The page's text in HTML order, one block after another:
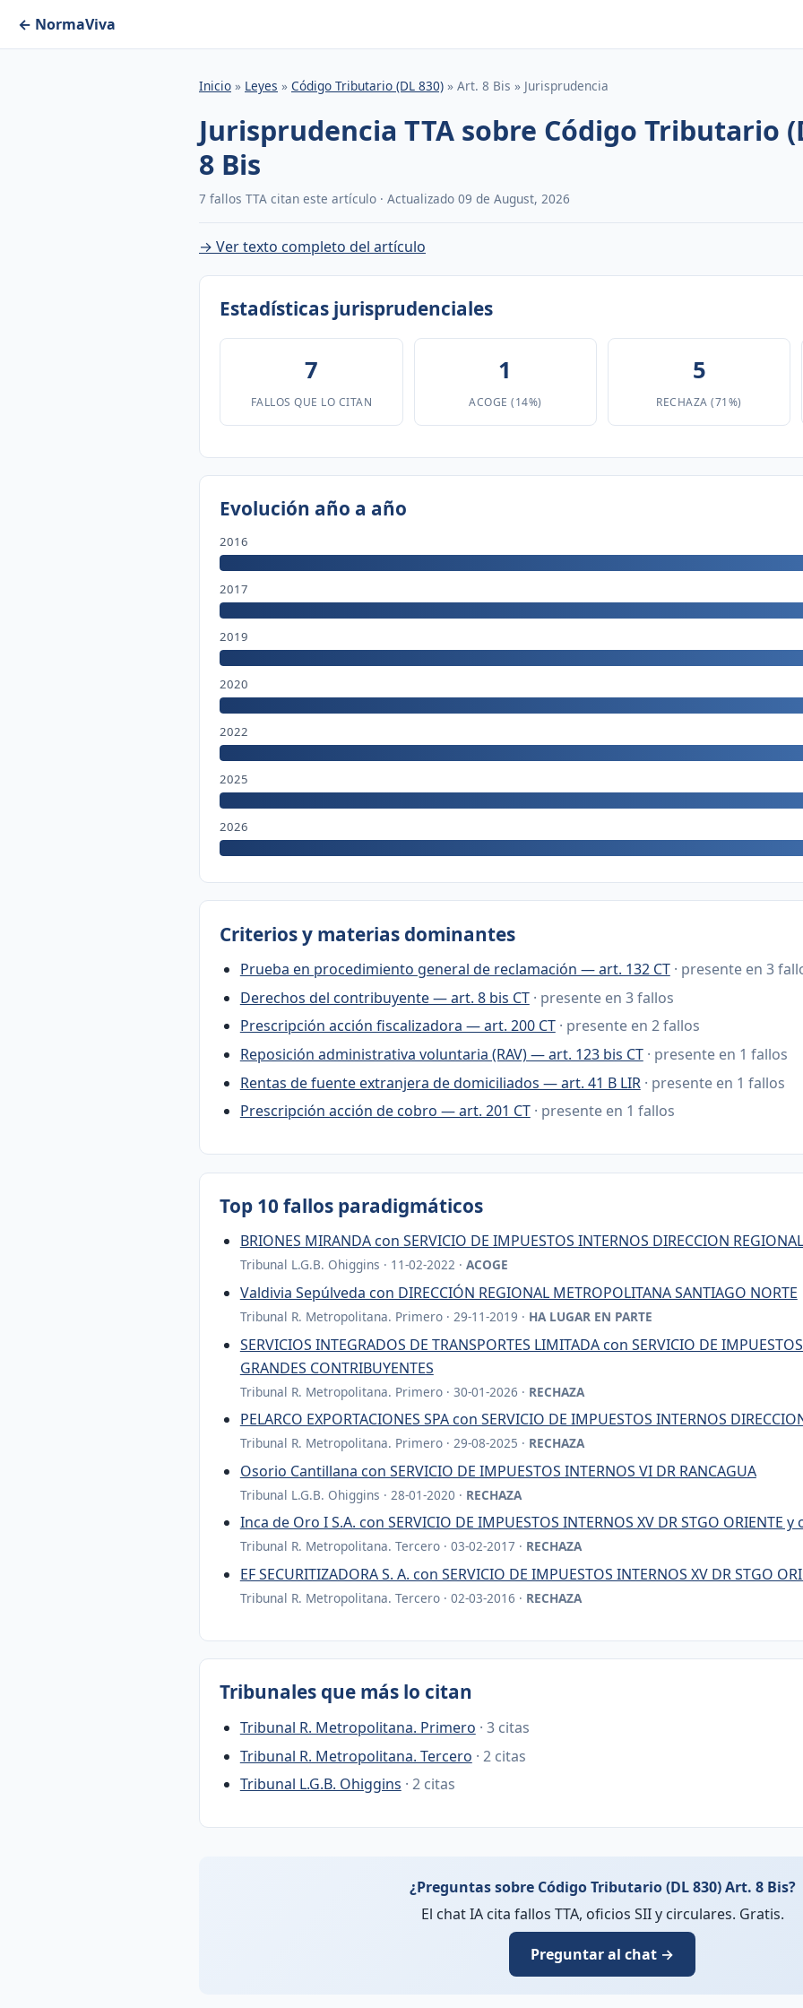
← NormaViva
Inicio » Leyes » Código Tributario (DL 830) » Art. 8 Bis » Jurisprudencia
Jurisprudencia TTA sobre Código Tributario
8 Bis
7 fallos TTA citan este artículo · Actualizado 09 de August, 2026
→ Ver texto completo del artículo
Estadísticas jurisprudenciales
7
FALLOS QUE LO CITAN
1
ACOGE (14%)
5
RECHAZA (71%)
Evolución año a año
2016
2017
2019
2020
2022
2025
2026
Criterios y materias dominantes
Prueba en procedimiento general de reclamación — art. 132 CT · presente en 3
Derechos del contribuyente — art. 8 bis CT · presente en 3 fallos
Prescripción acción fiscalizadora — art. 200 CT · presente en 2 fallos
Reposición administrativa voluntaria (RAV) — art. 123 bis CT · presente en 1 fallos
Rentas de fuente extranjera de domiciliados — art. 41 B LIR · presente en 1 fallos
Prescripción acción de cobro — art. 201 CT · presente en 1 fallos
Top 10 fallos paradigmáticos
BRIONES MIRANDA con SERVICIO DE IMPUESTOS INTERNOS DIRECCION
Tribunal L.G.B. Ohiggins · 11-02-2022 · ACOGE
Valdivia Sepúlveda con DIRECCIÓN REGIONAL METROPOLITANA SANTIAGO NORTE
Tribunal R. Metropolitana. Primero · 29-11-2019 · HA LUGAR EN PARTE
SERVICIOS INTEGRADOS DE TRANSPORTES LIMITADA con SERVICIO DE
GRANDES CONTRIBUYENTES
Tribunal R. Metropolitana. Primero · 30-01-2026 · RECHAZA
PELARCO EXPORTACIONES SPA con SERVICIO DE IMPUESTOS INTERNOS
Tribunal R. Metropolitana. Primero · 29-08-2025 · RECHAZA
Osorio Cantillana con SERVICIO DE IMPUESTOS INTERNOS VI DR RANCAGUA
Tribunal L.G.B. Ohiggins · 28-01-2020 · RECHAZA
Inca de Oro I S.A. con SERVICIO DE IMPUESTOS INTERNOS XV DR STGO ORIENTE
Tribunal R. Metropolitana. Tercero · 03-02-2017 · RECHAZA
EF SECURITIZADORA S. A. con SERVICIO DE IMPUESTOS INTERNOS XV DR STGO
Tribunal R. Metropolitana. Tercero · 02-03-2016 · RECHAZA
Tribunales que más lo citan
Tribunal R. Metropolitana. Primero · 3 citas
Tribunal R. Metropolitana. Tercero · 2 citas
Tribunal L.G.B. Ohiggins · 2 citas
¿Preguntas sobre Código Tributario (DL 830) Art. 8 Bis?
El chat IA cita fallos TTA, oficios SII y circulares. Gratis.
Preguntar al chat →